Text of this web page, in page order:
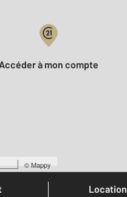
©Mappy
Accéder à mon compte
agence est notée
Location